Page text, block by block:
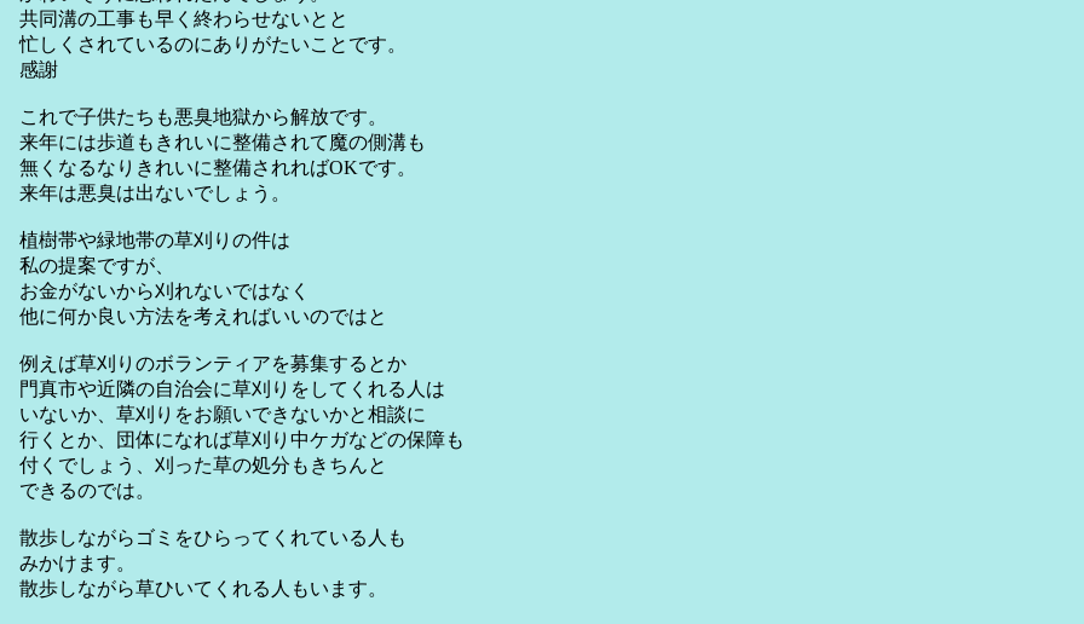
共同溝の工事も早く終わらせないとと
忙しくされているのにありがたいことです。
感謝
これで子供たちも悪臭地獄から解放です。
来年には歩道もきれいに整備されて魔の側溝も
無くなるなりきれいに整備されればOKです。
来年は悪臭は出ないでしょう。
植樹帯や緑地帯の草刈りの件は
私の提案ですが、
お金がないから刈れないではなく
他に何か良い方法を考えればいいのではと
例えば草刈りのボランティアを募集するとか
門真市や近隣の自治会に草刈りをしてくれる人は
いないか、草刈りをお願いできないかと相談に
行くとか、団体になれば草刈り中ケガなどの保障も
付くでしょう、刈った草の処分もきちんと
できるのでは。
散歩しながらゴミをひらってくれている人も
みかけます。
散歩しながら草ひいてくれる人もいます。